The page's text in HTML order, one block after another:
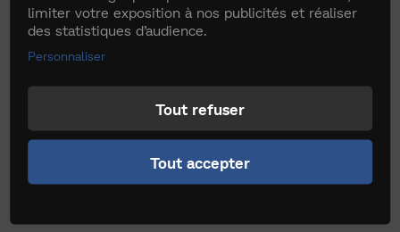
limiter votre exposition à nos publicités et réaliser
des statistiques d’audience.
Personnaliser
Tout refuser
Tout accepter